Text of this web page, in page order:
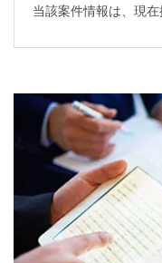
当該案件情報は、現在